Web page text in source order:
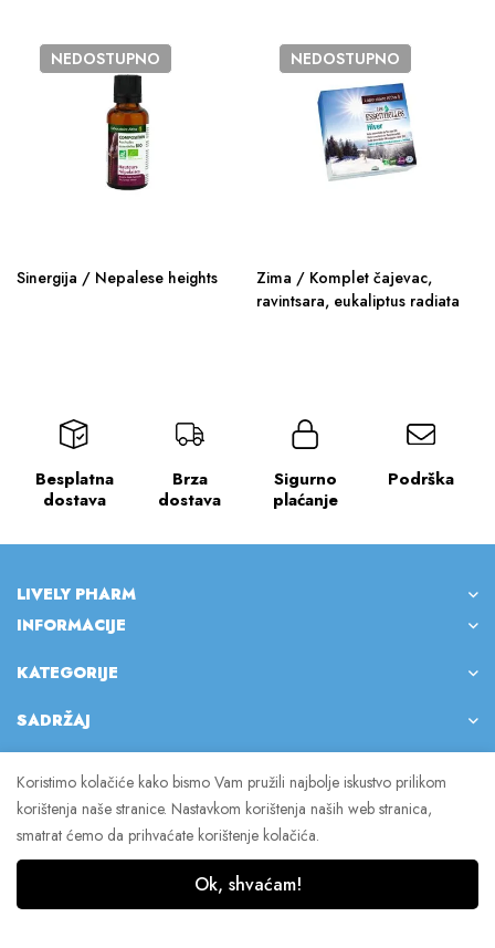
NEDOSTUPNO
Sinergija / Nepalese heights
NEDOSTUPNO
Zima / Komplet čajevac,
ravintsara, eukaliptus radiata
Besplatna
dostava
Brza
dostava
Sigurno
plaćanje
Podrška
LIVELY PHARM
INFORMACIJE
KATEGORIJE
SADRŽAJ
© 2023 Lively Pharm. Sva prava pridržana.
Koristimo kolačiće kako bismo Vam pružili najbolje iskustvo prilikom
korištenja naše stranice. Nastavkom korištenja naših web stranica,
smatrat ćemo da prihvaćate korištenje kolačića.
Ok, shvaćam!